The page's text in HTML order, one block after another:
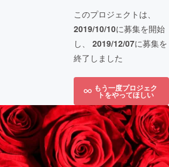
このプロジェクトは、
2019/10/10に募集を開始
し、 2019/12/07に募集を
終了しました
もう一度プロジェク
トをやってほしい